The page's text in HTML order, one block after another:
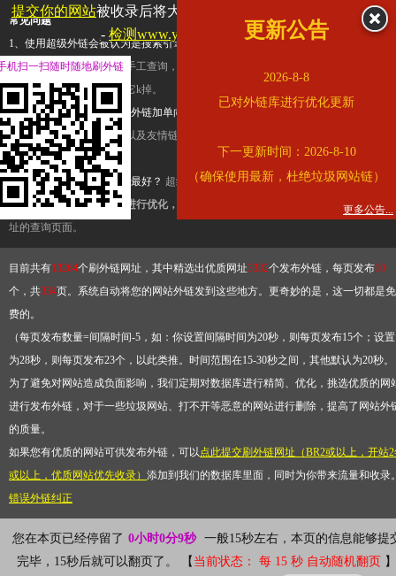
常见问题
1、使用超级外链会被认为是搜索引擎优化作弊吗？ 超级外链只是一个简便而集成
查询工具，模拟的是正常手工查询，不是作弊。如果是作弊，那您可以使用超级外
推广竞争对手的网址，让它k掉。
2、网站优化单纯依靠超级外链加单向链接可行吗？
链，需要结合普通的外链以及友情链接，您可以到站长论坛发布外链，到友情链接
台交换友情链接。
3、如何使用超级外链效果最好？ 超级外链不同于普通的外链，它是动态的链接，
有频繁使用超级外链工具进行优化，才能获得稳定的外链
，最终使搜索引擎收录带
址的查询页面。
目前共有13264个刷外链网址，其中精选出优质网址3332个发布外链，每页发布10
个，共334页。系统自动将您的网站外链发到这些地方。更奇妙的是，这一切都是免
费的。
（每页发布数量=间隔时间-5，如：你设置间隔时间为20秒，则每页发布15个；设置
为28秒，则每页发布23个，以此类推。时间范围在15-30秒之间，其他默认为20秒
为了避免对网站造成负面影响，我们定期对数据库进行精简、优化，挑选优质的网
进行发布外链，对于一些垃圾网站、打不开等恶意的网站进行删除，提高了网站外
的质量。
如果您有优质的网站可供发布外链，可以点此提交刷外链网址（BR2或以上，开站
或以上，优质网站优先收录） 添加到我们的数据库里面，同时为你带来流量和收录
错误外链纠正
您在本页已经停留了 0小时0分9秒
一般15秒左右，本页的信息能够提
完毕，15秒后就可以翻页了。 【 当前状态： 每 15 秒 自动随机翻页 】
提交你的网站被收录后将大幅提升流量和外链，
查看展示页面
- 检测www.yunnan.cn是否收录更新公告
2026-8-8
已对外链库进行优化更新
下一更新时间：2026-8-10
（确保使用最新，杜绝垃圾网站链）
更多公告...
机扫一扫随时随地刷外链